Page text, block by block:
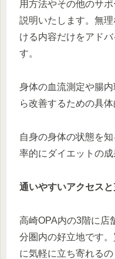
用方法やその他のサ
説明いたします。無
ける内容だけをアド
す。
身体の血流測定や腸
ら改善するための具
自身の身体の状態を
率的にダイエットの成
通いやすいアクセス
高崎OPA内の3階に店
分圏内の好立地です
に気軽に立ち寄れるの